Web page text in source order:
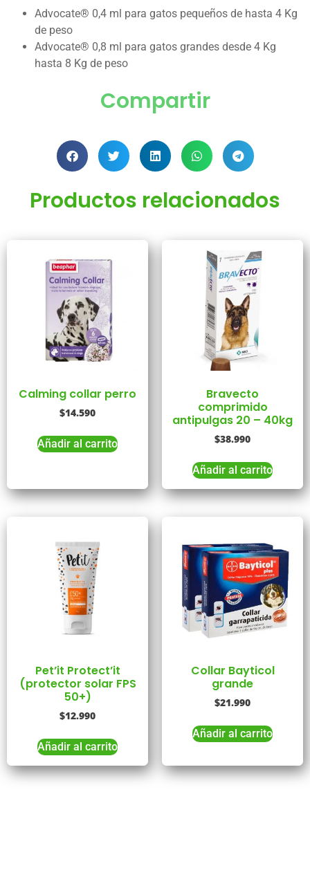
Advocate® 0,4 ml para gatos pequeños de hasta 4 Kg
de peso
Advocate® 0,8 ml para gatos grandes desde 4 Kg
hasta 8 Kg de peso
Compartir
Productos relacionados
Calming collar perro
$14.590
Añadir al carrito
Bravecto
comprimido
antipulgas 20 – 40kg
$38.990
Añadir al carrito
Pet’it Protect’it
(protector solar FPS
50+)
$12.990
Añadir al carrito
Collar Bayticol
grande
$21.990
Añadir al carrito